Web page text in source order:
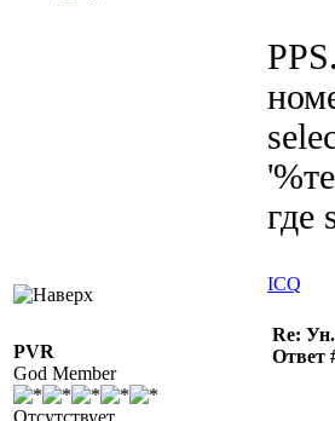
где
ICQ
PVR
God Member
Отсутствует
Re:
Ответ